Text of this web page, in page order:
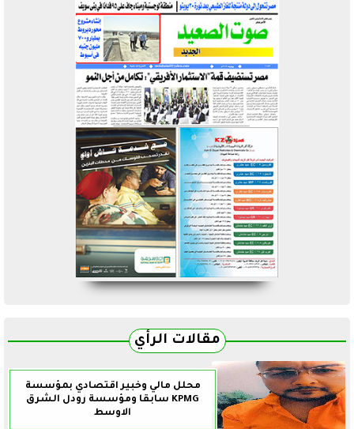
مقالات الرأي
محلل مالي وخبير اقتصادي بمؤسسة
KPMG سابقا ومؤسسة رودل الشرق
الاوسط